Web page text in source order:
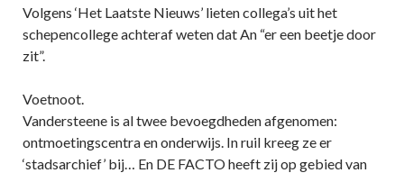
Volgens ‘Het Laatste Nieuws’ lieten collega’s uit het
schepencollege achteraf weten dat An “er een beetje door
zit”.
Voetnoot.
Vandersteene is al twee bevoegdheden afgenomen:
ontmoetingscentra en onderwijs. In ruil kreeg ze er
‘stadsarchief’ bij… En DE FACTO heeft zij op gebied van